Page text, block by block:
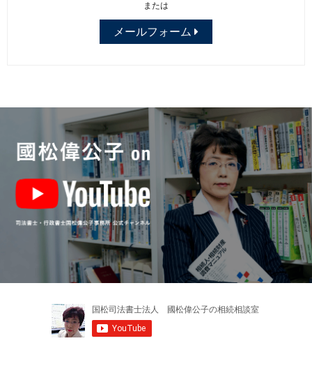
または
メールフォーム